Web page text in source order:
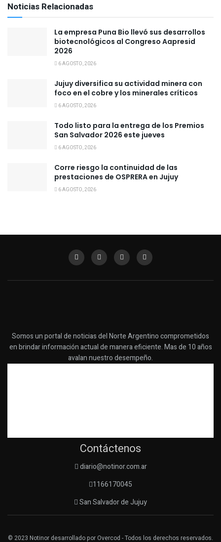
Noticias Relacionadas
La empresa Puna Bio llevó sus desarrollos
biotecnológicos al Congreso Aapresid
2026
6 AGOSTO, 2026
Jujuy diversifica su actividad minera con
foco en el cobre y los minerales críticos
6 AGOSTO, 2026
Todo listo para la entrega de los Premios
San Salvador 2026 este jueves
6 AGOSTO, 2026
Corre riesgo la continuidad de las
prestaciones de OSPRERA en Jujuy
6 AGOSTO, 2026
Somos un portal de noticias del Norte Argentino comprometidos
en brindar información actual de manera eficiente. Mas de 10 años
avalan nuestro desempeño.
Contáctenos
diario@notinor.com.ar
1166170045
San Salvador de Jujuy
© 2023 Notinor desarrollado por Overcod - Todos los derechos reservados.